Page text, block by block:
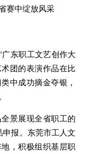
赛中绽放风采
广东职工文艺创作大
团的表演作品在比
中成功摘金夺银，
景展现全省职工的
申报。东莞市工人文
，积极组织基层职